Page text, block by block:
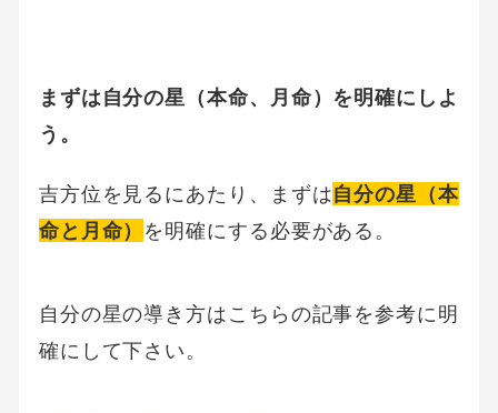
まずは自分の星（本命、月命）を明確にしよ
う。
吉方位を見るにあたり、まずは自分の星（本
命と月命） を明確にする必要がある。
自分の星の導き方はこちらの記事を参考に明
確にして下さい。